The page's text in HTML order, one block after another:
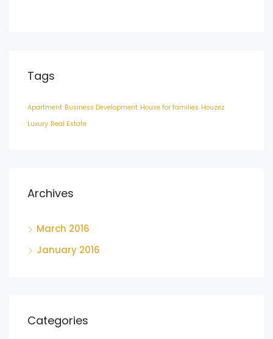
Tags
Apartment Business Development House for families Houzez
Luxury Real Estate
Archives
March 2016
January 2016
Categories